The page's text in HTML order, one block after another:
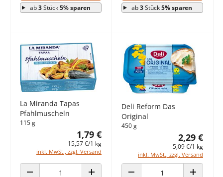
ab3Stück5% sparen ab3Stück5% sparen
La Miranda Tapas
Pfahlmuscheln
115 g
1,79 €
15,57 €/1 kg
inkl. MwSt., zzgl. Versand
Deli Reform Das
Original
450 g
2,29 €
5,09 €/1 kg
inkl. MwSt., zzgl. Versand